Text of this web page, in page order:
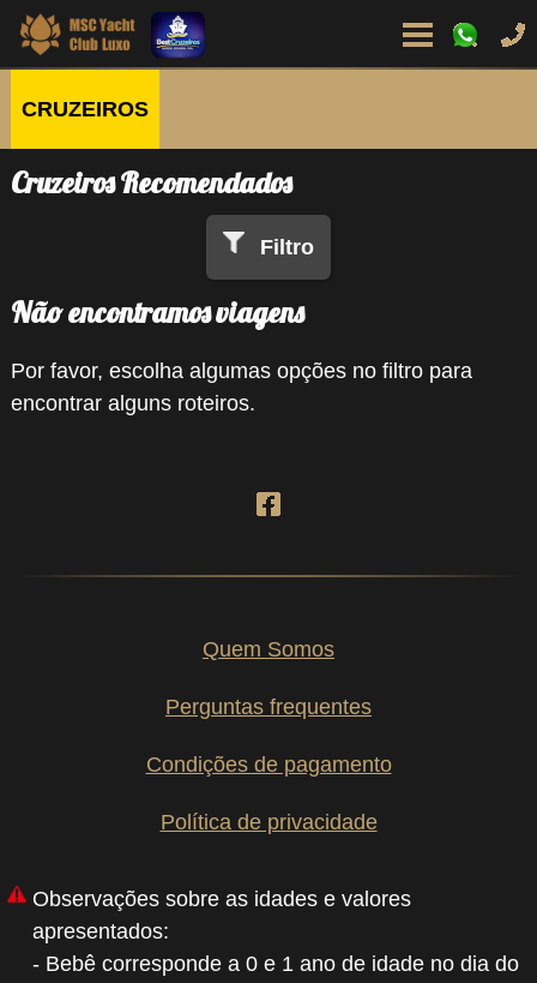
CRUZEIROS
Cruzeiros Recomendados
Filtro
Não encontramos viagens
Por favor, escolha algumas opções no filtro para
encontrar alguns roteiros.
Quem Somos
Perguntas frequentes
Condições de pagamento
Política de privacidade
Observações sobre as idades e valores
apresentados:
- Bebê corresponde a 0 e 1 ano de idade no dia do